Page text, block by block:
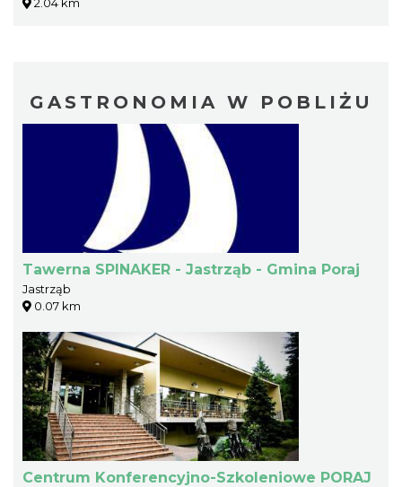
GASTRONOMIA W POBLIŻU
Tawerna SPINAKER - Jastrząb - Gmina Poraj
Jastrząb
0.07 km
Centrum Konferencyjno-Szkoleniowe PORAJ